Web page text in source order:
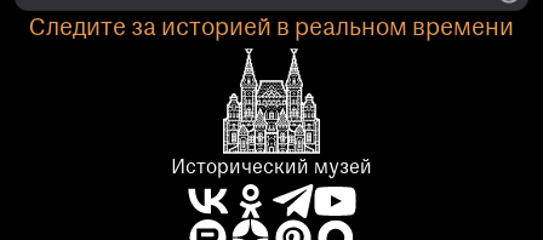
Следите за историей в реальном времени
Исторический музей